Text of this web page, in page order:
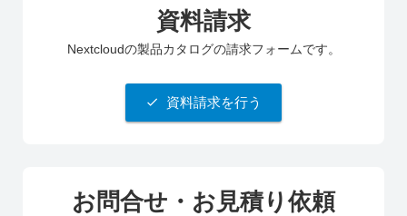
資料請求
Nextcloudの製品カタログの請求フォームです。
資料請求を行う
お問合せ・お見積り依頼